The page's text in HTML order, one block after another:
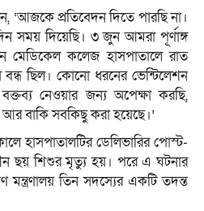
‘আজকে প্রতিবেদন দিতে পারছি না।
সময় দিয়েছি। ৩ জুন আমরা পূর্ণাঙ্গ
মেডিকেল কলেজ হাসপাতালে রাত
বন্ধ ছিল। কোনো ধরনের ভেন্টিলেশন
নেওয়ার জন্য অপেক্ষা করছি,
বাকি সবকিছু করা হয়েছে।’
হাসপাতালটির ডেলিভারির পোস্ট-
ছয় শিশুর মৃত্যু হয়। পরে এ ঘটনার
মন্ত্রণালয় তিন সদস্যের একটি তদন্ত